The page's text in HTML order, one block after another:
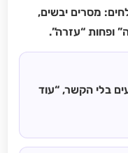
מסרים יבשים,
ופחות “עזרה”.
בלי הקשר, “עוד